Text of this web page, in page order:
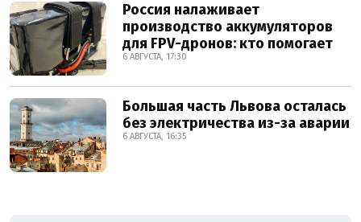
Россия налаживает
производство аккумуляторов
для FPV-дронов: кто помогает
6 АВГУСТА, 17:30
Большая часть Львова осталась
без электричества из-за аварии
6 АВГУСТА, 16:35